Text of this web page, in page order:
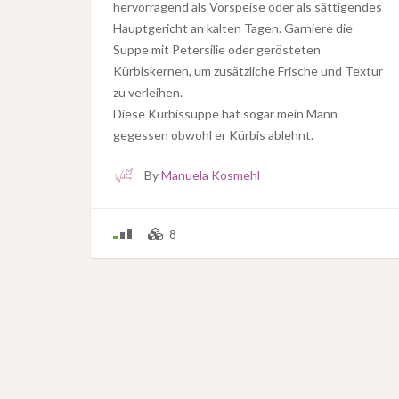
hervorragend als Vorspeise oder als sättigendes
Hauptgericht an kalten Tagen. Garniere die
Suppe mit Petersilie oder gerösteten
Kürbiskernen, um zusätzliche Frische und Textur
zu verleihen.
Diese Kürbissuppe hat sogar mein Mann
gegessen obwohl er Kürbis ablehnt.
ByManuela Kosmehl
8